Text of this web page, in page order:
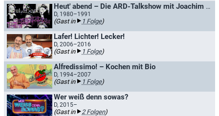
Heut' abend – Die ARD-Talkshow mit Joachim Fuchsberger
D, 1980–1991
(Gast in 1 Folge)
Lafer! Lichter! Lecker!
D, 2006–2016
(Gast in 1 Folge)
Alfredissimo! – Kochen mit Bio
D, 1994–2007
(Gast in 1 Folge)
Wer weiß denn sowas?
D, 2015–
(Gast in 2 Folgen)